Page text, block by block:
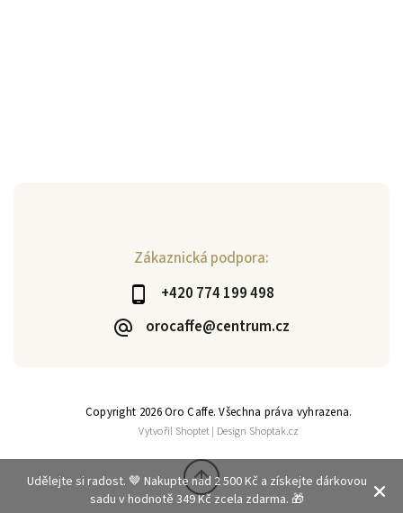
Udělejte si radost. 🤎 Nakupte nad 2 500 Kč a získejte dárkovou
sadu v hodnotě 349 Kč zcela zdarma. 🎁
Zákaznická podpora:
+420 774 199 498
orocaffe@centrum.cz
Copyright 2026Oro Caffe. Všechna práva vyhrazena.
Vytvořil Shoptet| Design Shoptak.cz